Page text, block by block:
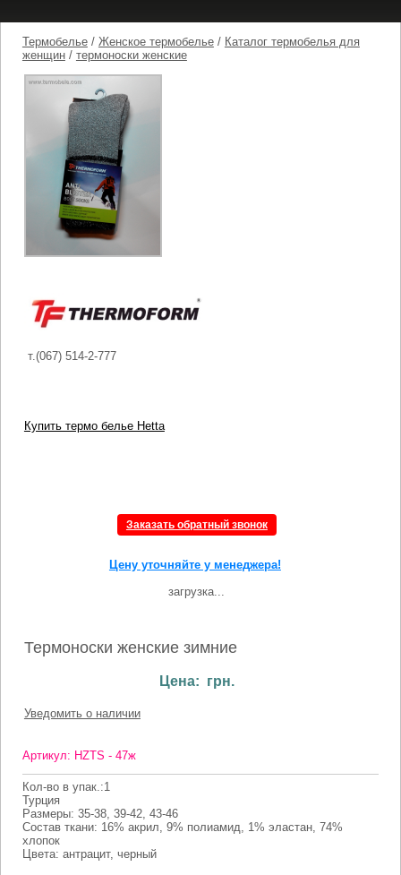
Термобелье/ Женское термобелье/ Каталог термобелья для
женщин/ термоноски женские
т.(067) 514-2-777
Купить термо белье Hetta
Заказать обратный звонок
Цену уточняйте у менеджера!
загрузка...
Термоноски женские зимние
Цена: грн.
Уведомить о наличии
Артикул: HZTS - 47ж
Кол-во в упак.:1
Турция
Размеры: 35-38, 39-42, 43-46
Состав ткани: 16% акрил, 9% полиамид, 1% эластан, 74%
хлопок
Цвета: антрацит, черный